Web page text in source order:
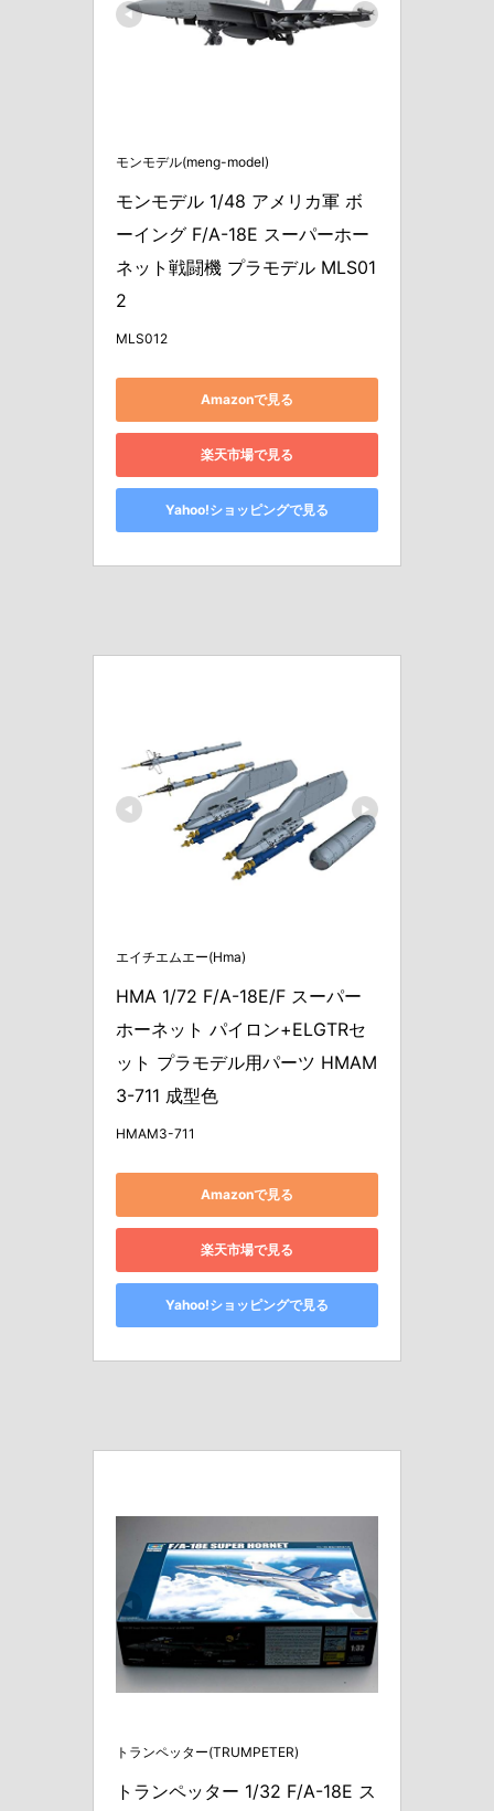
モンモデル(meng-model)
モンモデル 1/48 アメリカ軍 ボ
ーイング F/A-18E スーパーホー
ネット戦闘機 プラモデル MLS01
2
MLS012
Amazonで見る
楽天市場で見る
Yahoo!ショッピングで見る
エイチエムエー(Hma)
HMA 1/72 F/A-18E/F スーパー
ホーネット パイロン+ELGTRセ
ット プラモデル用パーツ HMAM
3-711 成型色
HMAM3-711
Amazonで見る
楽天市場で見る
Yahoo!ショッピングで見る
トランペッター(TRUMPETER)
トランペッター 1/32 F/A-18E ス